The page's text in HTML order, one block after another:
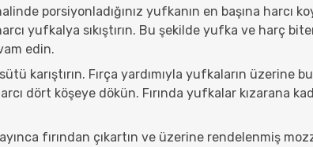
porsiyonladığınız yufkanın en başına harcı
yufkalya sıkıştırın. Bu şekilde yufka ve harç
edin.
karıştırın. Fırça yardımıyla yufkaların üzerine bu
dört köşeye dökün. Fırında yufkalar kızarana
fırından çıkartın ve üzerine rendelenmiş